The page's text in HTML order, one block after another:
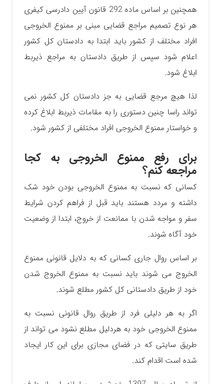
همچنین بر اساس ماده 292 قانون آیین دادرسی کیفری
هر نوع تصمیم مراجع قضایی مبنی بر ممنوع الخروجی
افراد مختلف از کشور باید ابتدا به دادستان کل کشور
اعلام شود سپس از طریق دادستان به مراجع ذیربط
ابلاغ شود.
لذا هیچ مرجع قضایی به جز دادستان کل کشور نمی
تواند راسا چنین دستوری را به مقامات ذیربط ابلاغ کرده
و خواستار ممنوع الخروجی افراد مختلفی از کشور شود.
برای رفع ممنوع الخروجی به کجا
مراجعه کنم؟
کسانی که نسبت به ممنوع الخروجی بودن خود شک
داشته و مردد هستند باید قبل از فراهم کردن شرایط
سفر و مواجه شدن با ممانعت از خروج، ابتدا از وضعیت
خود آگاه شوند.
بر اساس روال جاری کسانی که به دلایل قانونی ممنوع
الخروج می شوند باید نسبت به ممنوع الخروج شدن
خود از طریق دادستانی کل کشور مطلع شوند.
اگر به هر دلیلی فرد از طریق روال قانونی نسبت به
ممنوع الخروجی خود به هردلیل مطلع نشود می تواند از
طریق سایتی که در فضای مجازی برای این کار ایجاد
شده است اقدام کند.